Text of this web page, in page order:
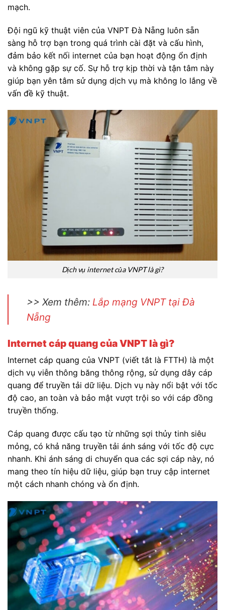
mạch.
Đội ngũ kỹ thuật viên của VNPT Đà Nẵng luôn sẵn
sàng hỗ trợ bạn trong quá trình cài đặt và cấu hình,
đảm bảo kết nối internet của bạn hoạt động ổn định
và không gặp sự cố. Sự hỗ trợ kịp thời và tận tâm này
giúp bạn yên tâm sử dụng dịch vụ mà không lo lắng về
vấn đề kỹ thuật.
Dịch vụ internet của VNPT là gì?
>> Xem thêm: Lắp mạng VNPT tại Đà
Nẵng
Internet cáp quang của VNPT là gì?
Internet cáp quang của VNPT (viết tắt là FTTH) là một
dịch vụ viễn thông băng thông rộng, sử dụng dây cáp
quang để truyền tải dữ liệu. Dịch vụ này nổi bật với tốc
độ cao, an toàn và bảo mật vượt trội so với cáp đồng
truyền thống.
Cáp quang được cấu tạo từ những sợi thủy tinh siêu
mỏng, có khả năng truyền tải ánh sáng với tốc độ cực
nhanh. Khi ánh sáng di chuyển qua các sợi cáp này, nó
mang theo tín hiệu dữ liệu, giúp bạn truy cập internet
một cách nhanh chóng và ổn định.